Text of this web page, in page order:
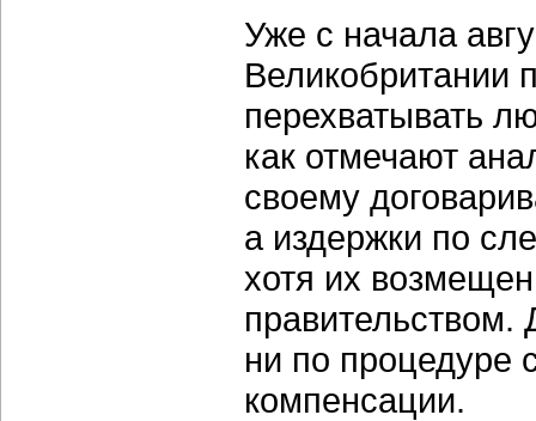
Уже с начала
Великобритании
перехватывать
как отмечают
своему
а издержки по
хотя их
правительством.
ни по процедуре
компенсации.